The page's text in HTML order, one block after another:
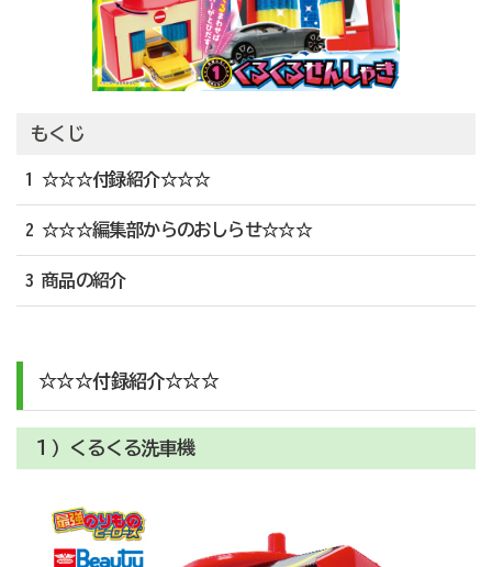
もくじ
1 ☆☆☆付録紹介☆☆☆
2 ☆☆☆編集部からのおしらせ☆☆☆
3 商品の紹介
☆☆☆付録紹介☆☆☆
１）くるくる洗車機